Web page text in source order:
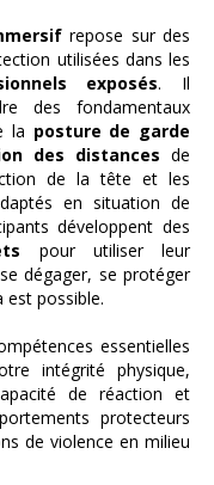
repose sur des
utilisées dans les
exposés. Il
des fondamentaux
la posture de garde
des distances de
de la tête et les
en situation de
développent des
pour utiliser leur
dégager, se protéger
est possible.
essentielles
intégrité physique,
de réaction et
protecteurs
de violence en milieu